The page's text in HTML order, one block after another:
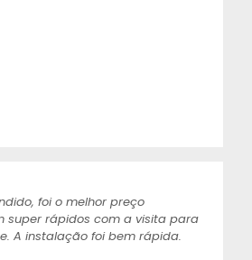
foi o melhor preço
super rápidos com a visita para
A instalação foi bem rápida.